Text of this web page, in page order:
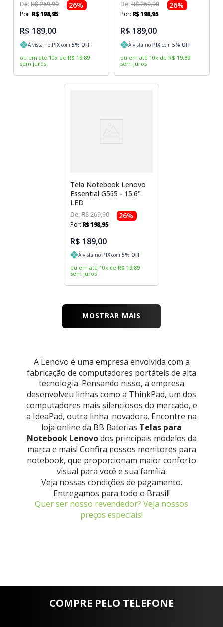
De:R$ 269,90 26%
Por: R$198,95
R$ 189,00
À vista noPIX com5% OFF
ou em até 10x de R$ 19,89
sem juros
De: R$ 269,90 26%
Por: R$198,95
R$ 189,00
À vista no PIX com 5% OFF
ou em até 10x de R$ 19,89
sem juros
Tela Notebook Lenovo
Essential G565 - 15.6"
LED
De:R$ 269,90 26%
Por: R$198,95
R$ 189,00
À vista noPIX com5% OFF
ou em até 10x de R$ 19,89
sem juros
MOSTRAR MAIS
A Lenovo é uma empresa envolvida com a
fabricação de computadores portáteis de alta
tecnologia. Pensando nisso, a empresa
desenvolveu linhas como a ThinkPad, um dos
computadores mais silenciosos do mercado, e
a IdeaPad, outra linha inovadora. Encontre na
loja online da BB Baterias Telas para
Notebook Lenovodos principais modelos da
marca e mais! Confira nossos monitores para
notebook, que proporcionam maior conforto
visual para você e sua família.
Veja nossas condições de pagamento.
Entregamos para todo o Brasil!
Quer ser nosso revendedor? Veja nossos
preços especiais!
COMPRE PELO TELEFONE